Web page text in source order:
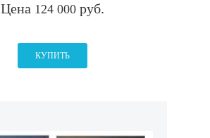
Цена124 000 руб.
КУПИТЬ